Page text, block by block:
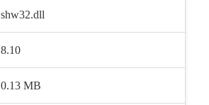
shw32.dll
8.10
0.13 MB